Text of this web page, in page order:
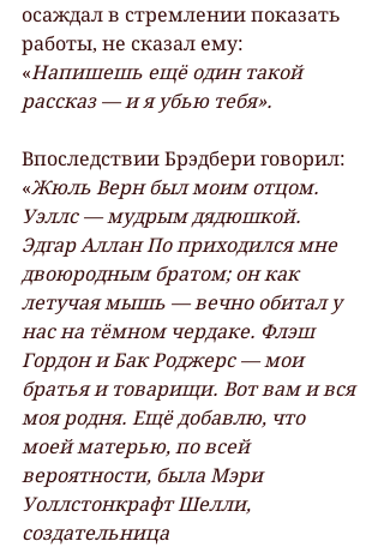
осаждал в стремлении показать
работы, не сказал ему:
«Напишешь ещё один такой
рассказ — и я убью тебя».
Впоследствии Брэдбери говорил:
«Жюль Верн был моим отцом.
Уэллс — мудрым дядюшкой.
Эдгар Аллан По приходился мне
двоюродным братом; он как
летучая мышь — вечно обитал у
нас на тёмном чердаке. Флэш
Гордон и Бак Роджерс — мои
братья и товарищи. Вот вам и вся
моя родня. Ещё добавлю, что
моей матерью, по всей
вероятности, была Мэри
Уоллстонкрафт Шелли,
создательница